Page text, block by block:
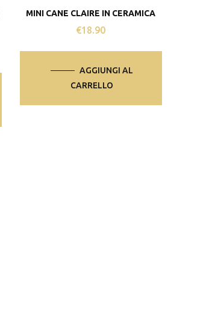
MINI CANE CLAIRE IN CERAMICA
€18.90
AGGIUNGI AL
CARRELLO